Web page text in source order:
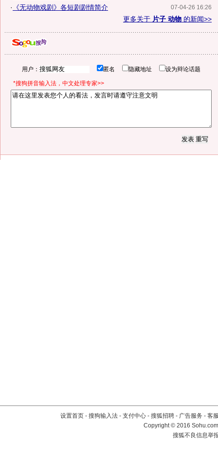
07-04-26 16:26
·
《无动物戏剧》各短剧剧情简介
更多关于 片子 动物 的新闻>>
用户： 匿名 隐藏地址 设为辩论话题
*搜狗拼音输入法，中文处理专家>>
设置首页 - 搜狗输入法 - 支付中心 - 搜狐招聘 - 广告服务 - 客
Copyright©2016
搜狐不良信息举